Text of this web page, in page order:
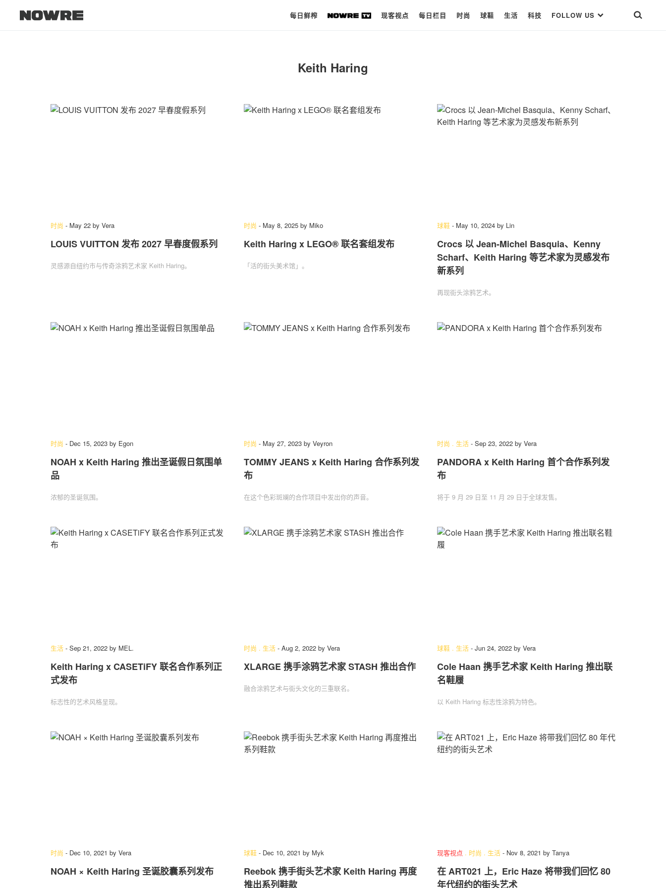
每日鲜榨 现客视点 每日栏目 时尚 球鞋 生活 科技 FOLLOW US
每日栏目
关于我们
Keith Haring
时尚 - May 22 by Vera
LOUIS VUITTON 发布 2027 早春度假系列
灵感源自纽约市与传奇涂鸦艺术家 Keith Haring。
时尚 - May 8, 2025 by Miko
Keith Haring x LEGO® 联名套组发布
「活的街头美术馆」。
球鞋 - May 10, 2024 by Lin
Crocs 以 Jean-Michel Basquia、Kenny
Scharf、Keith Haring 等艺术家为灵感发布
新系列
再现街头涂鸦艺术。
时尚 - Dec 15, 2023 by Egon
NOAH x Keith Haring 推出圣诞假日氛围单
品
浓郁的圣诞氛围。
时尚 - May 27, 2023 by Veyron
TOMMY JEANS x Keith Haring 合作系列发
布
在这个色彩斑斓的合作项目中发出你的声音。
时尚 . 生活 - Sep 23, 2022 by Vera
PANDORA x Keith Haring 首个合作系列发
布
将于 9 月 29 日至 11 月 29 日于全球发售。
生活 - Sep 21, 2022 by MEL.
Keith Haring x CASETiFY 联名合作系列正
式发布
标志性的艺术风格呈现。
时尚 . 生活 - Aug 2, 2022 by Vera
XLARGE 携手涂鸦艺术家 STASH 推出合作
融合涂鸦艺术与街头文化的三重联名。
球鞋 . 生活 - Jun 24, 2022 by Vera
Cole Haan 携手艺术家 Keith Haring 推出联
名鞋履
以 Keith Haring 标志性涂鸦为特色。
时尚 - Dec 10, 2021 by Vera
NOAH × Keith Haring 圣诞胶囊系列发布
球鞋 - Dec 10, 2021 by Myk
Reebok 携手街头艺术家 Keith Haring 再度
推出系列鞋款
现客视点 . 时尚 . 生活 - Nov 8, 2021 by Tanya
在 ART021 上，Eric Haze 将带我们回忆 80
年代纽约的街头艺术